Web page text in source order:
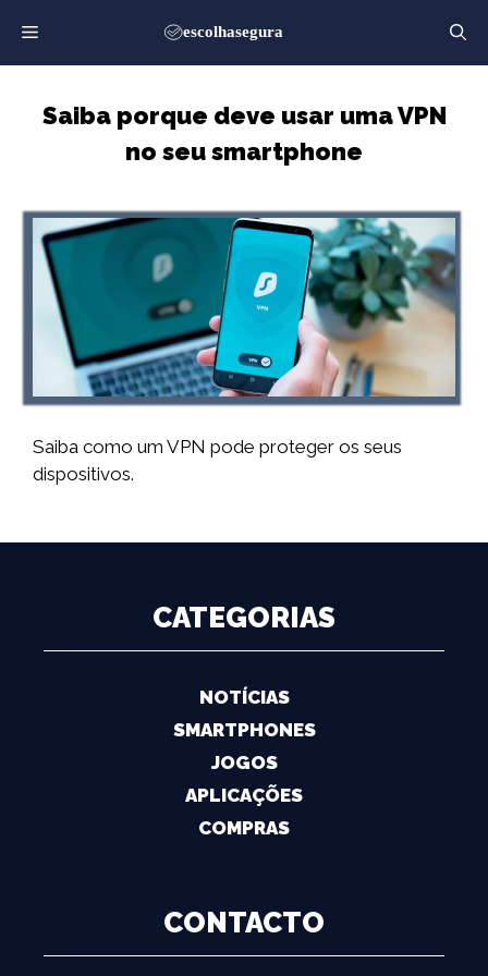
para
o
Saiba porque deve usar uma VPN
no seu smartphone
Saiba como um VPN pode proteger os seus
dispositivos.
CATEGORIAS
NOTÍCIAS
SMARTPHONES
JOGOS
APLICAÇÕES
COMPRAS
CONTACTO